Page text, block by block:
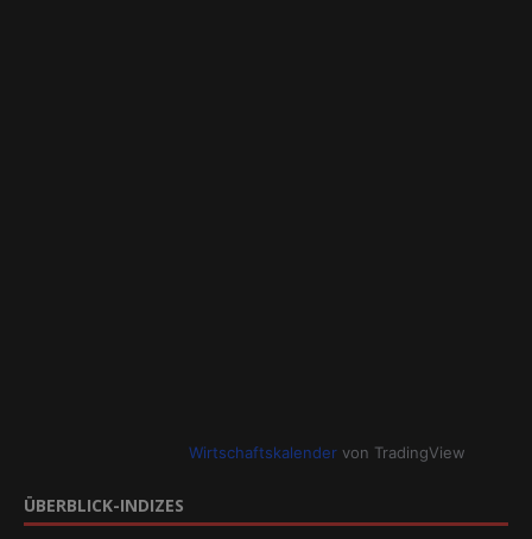
Wirtschaftskalendervon TradingView
ÜBERBLICK-INDIZES